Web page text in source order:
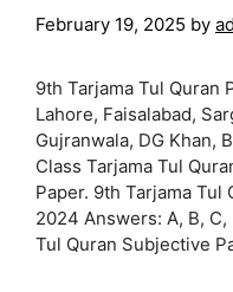
February 19, 2025 by
9th Tarjama Tul Quran
Lahore, Faisalabad,
Gujranwala, DG Khan,
Class Tarjama Tul
Paper. 9th Tarjama Tul
2024 Answers: A, B, C,
Tul Quran Subjective